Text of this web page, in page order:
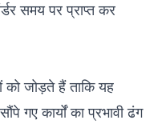
समय पर प्राप्त कर
को जोड़ते हैं ताकि यह
गए कार्यों का प्रभावी ढंग